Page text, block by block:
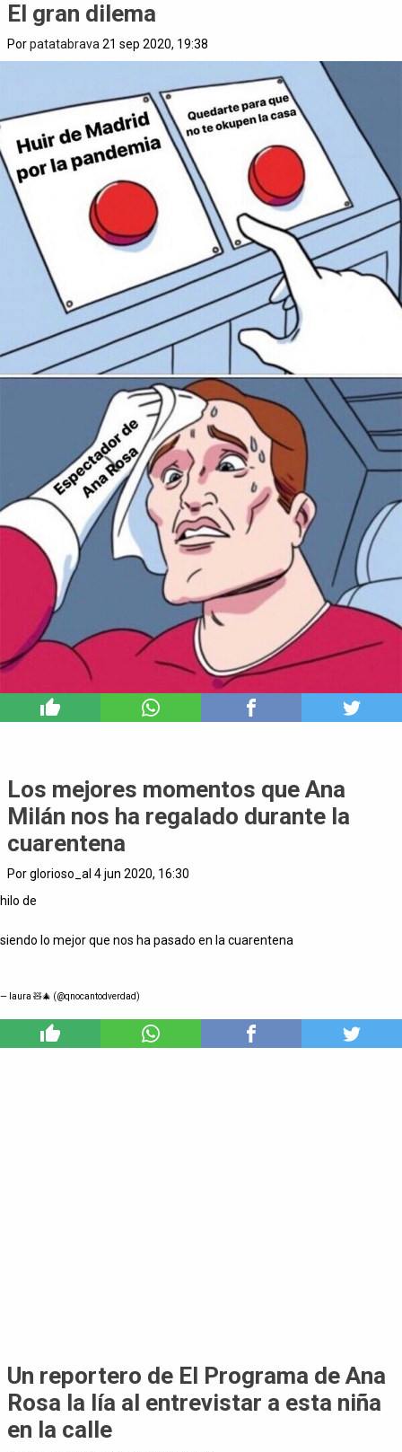
El gran dilema
Porpatatabrava21 sep 2020, 19:38
Los mejores momentos que Ana
Milán nos ha regalado durante la
cuarentena
Por glorioso_al 4 jun 2020, 16:30
hilo de
siendo lo mejor que nos ha pasado en la cuarentena
— laura 🧸🎄 (@qnocantodverdad)
Un reportero de El Programa de Ana
Rosa la lía al entrevistar a esta niña
en la calle